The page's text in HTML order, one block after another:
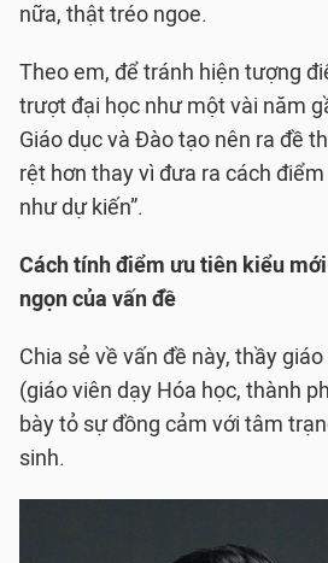
nữa, thật tréo ngoe.
Theo em, để tránh hiện tượng
trượt đại học như một vài năm
Giáo dục và Đào tạo nên ra đề
rệt hơn thay vì đưa ra cách
như dự kiến”.
Cách tính điểm ưu tiên kiểu
ngọn của vấn đề
Chia sẻ về vấn đề này, thầy
(giáo viên dạy Hóa học, thành
bày tỏ sự đồng cảm với tâm
sinh.